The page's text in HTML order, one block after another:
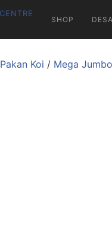
SHOP
Pakan Koi / Mega